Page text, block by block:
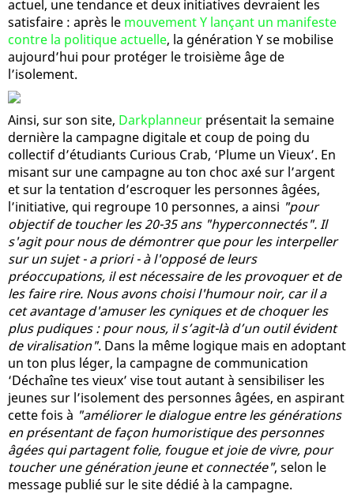
actuel, une tendance et deux initiatives devraient les
satisfaire : après le mouvement Y lançant un manifeste
contre la politique actuelle, la génération Y se mobilise
aujourd’hui pour protéger le troisième âge de
l’isolement.
Ainsi, sur son site, Darkplanneur présentait la semaine
dernière la campagne digitale et coup de poing du
collectif d’étudiants Curious Crab, ‘Plume un Vieux’. En
misant sur une campagne au ton choc axé sur l’argent
et sur la tentation d’escroquer les personnes âgées,
l’initiative, qui regroupe 10 personnes, a ainsi "pour
objectif de toucher les 20-35 ans "hyperconnectés". Il
s'agit pour nous de démontrer que pour les interpeller
sur un sujet - a priori - à l'opposé de leurs
préoccupations, il est nécessaire de les provoquer et de
les faire rire. Nous avons choisi l'humour noir, car il a
cet avantage d'amuser les cyniques et de choquer les
plus pudiques : pour nous, il s’agit-là d’un outil évident
de viralisation". Dans la même logique mais en adoptant
un ton plus léger, la campagne de communication
‘Déchaîne tes vieux’ vise tout autant à sensibiliser les
jeunes sur l’isolement des personnes âgées, en aspirant
cette fois à "améliorer le dialogue entre les générations
en présentant de façon humoristique des personnes
âgées qui partagent folie, fougue et joie de vivre, pour
toucher une génération jeune et connectée", selon le
message publié sur le site dédié à la campagne.